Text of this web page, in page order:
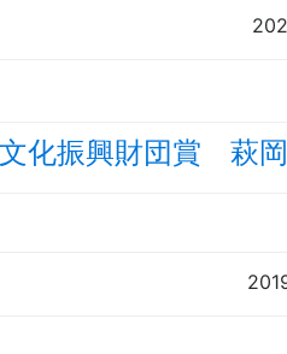
化振興財団賞 萩岡